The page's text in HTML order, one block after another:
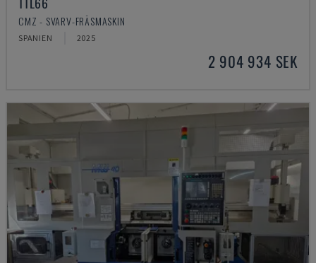
CMZ - SVARV-FRÄSMASKIN
SPANIEN 2025
2 904 934 SEK